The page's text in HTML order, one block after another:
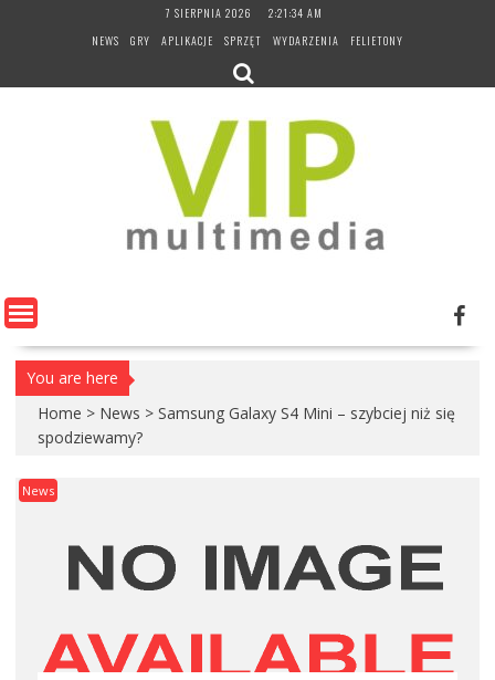
7 SIERPNIA 2026
2:21:35 AM
NEWS
GRY APLIKACJE SPRZĘT WYDARZENIA FELIETONY
You are here
Home > News > Samsung Galaxy S4 Mini – szybciej niż się
spodziewamy?
News